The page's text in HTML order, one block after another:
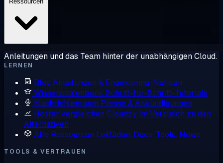
Anleitungen und das Team hinter der unabhängigen Cloud.
LERNEN
Blog Anleitungen & Engineering-Notizen
Wissensdatenbank Schritt-für-Schritt-Tutorials
Nachrichtenraum Presse & Ankündigungen
Hoster vergleichen Cloudzy im Vergleich zu den
Alternativen
Alle Ressourcen Leitfäden, Docs, Tools, News
TOOLS & VERTRAUEN